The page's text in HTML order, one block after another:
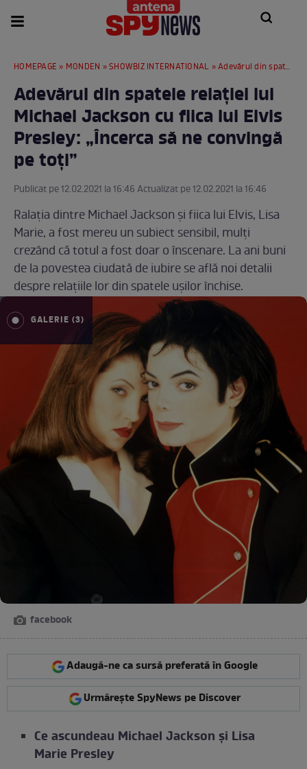
HOMEPAGE » MONDEN »SHOWBIZ INTERNATIONAL » Adevărul din spatele relației lui Michael Jackson cu fiica lui Elvis Presley: „Încerca să ne convingă pe toți”
Adevărul din spatele relației lui
Michael Jackson cu fiica lui Elvis
Presley: „Încerca să ne convingă
pe toți”
Publicat pe 12.02.2021 la 16:46 Actualizat pe 12.02.2021 la 16:46
Ralația dintre Michael Jackson și fiica lui Elvis, Lisa
Marie, a fost mereu un subiect sensibil, mulți
crezând că totul a fost doar o înscenare. La ani buni
de la povestea ciudată de iubire se află noi detalii
despre relațiile lor din spatele ușilor închise.
GALERIE (3)
facebook
Adaugă-ne ca sursă preferată în Google
Urmărește SpyNews pe Discover
Ce ascundeau Michael Jackson și Lisa
Marie Presley